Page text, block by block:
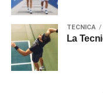
TECNICA
La